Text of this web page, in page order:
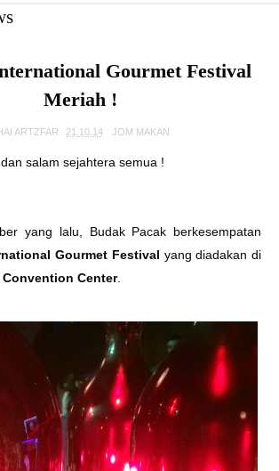
Gourmet Festival
Meriah !
ARTZFAR 21.10.14 JOM MAKAN
salam sejahtera semua !
yang lalu, Budak Pacak berkesempatan
Gourmet Festival yang diadakan di
Center.